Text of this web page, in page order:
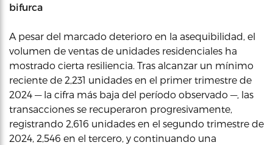
bifurca
A pesar del marcado deterioro en la asequibilidad, el
volumen de ventas de unidades residenciales ha
mostrado cierta resiliencia. Tras alcanzar un mínimo
reciente de 2,231 unidades en el primer trimestre de
2024 — la cifra más baja del período observado —, las
transacciones se recuperaron progresivamente,
registrando 2,616 unidades en el segundo trimestre de
2024, 2,546 en el tercero, y continuando una